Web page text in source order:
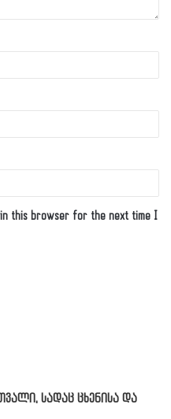
in this browser for the next time I
სადაც ცხენისა და